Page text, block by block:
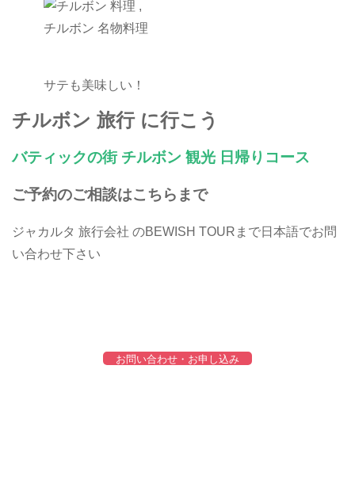
チルボン 名物料理
サテも美味しい！
チルボン 旅行 に行こう
バティックの街 チルボン 観光 日帰りコース
ご予約のご相談はこちらまで
ジャカルタ 旅行会社 のBEWISH TOURまで日本語でお問
い合わせ下さい
お問い合わせ・お申し込み